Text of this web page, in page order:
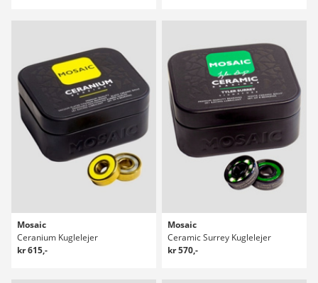
Mosaic
Ceranium Kuglelejer
kr 615,-
Mosaic
Ceramic Surrey Kuglelejer
kr 570,-